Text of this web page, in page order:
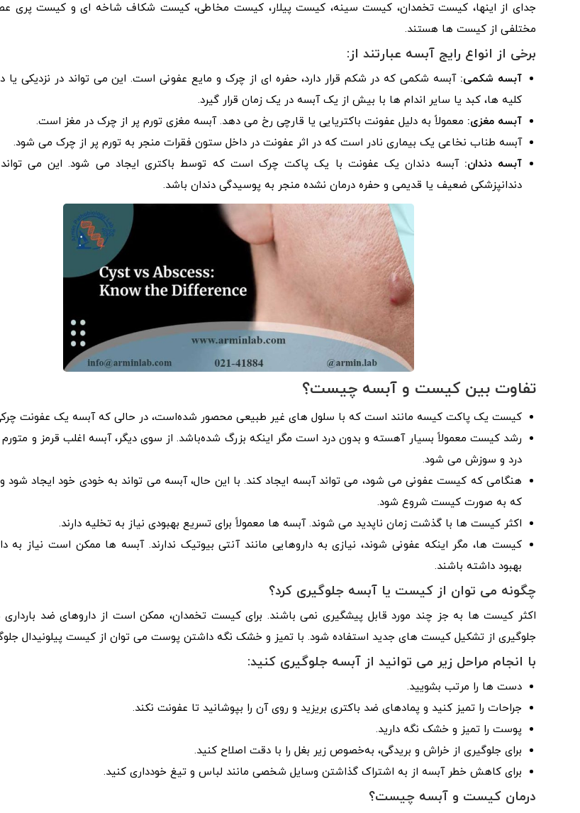
جدای از اینها، کیست تخمدان، کیست سینه، کیست پیلار، کیست مخاطی، کیست شکاف شاخه ای و کیست پری
مختلفی از کیست ها هستند.
برخی از انواع رایج آبسه عبارتند از:
آبسه شکمی: آبسه شکمی که در شکم قرار دارد، حفره ای از چرک و مایع عفونی است. این می تواند در نزدیکی یا
کلیه ها، کبد یا سایر اندام ها با بیش از یک آبسه در یک زمان قرار گیرد.
آبسه مغزی: معمولاً به دلیل عفونت باکتریایی یا قارچی رخ می دهد. آبسه مغزی تورم پر از چرک در مغز است.
آبسه طناب نخاعی یک بیماری نادر است که در اثر عفونت در داخل ستون فقرات منجر به تورم پر از چرک می شود.
آبسه دندان: آبسه دندان یک عفونت با یک پاکت چرک است که توسط باکتری ایجاد می شود. این می تواند
دندانپزشکی ضعیف یا قدیمی و حفره درمان نشده منجر به پوسیدگی دندان باشد.
تفاوت بین کیست و آبسه چیست؟
کیست یک پاکت کیسه مانند است که با سلول های غیر طبیعی محصور شده‌است، در حالی که آبسه یک عفونت
رشد کیست معمولاً بسیار آهسته و بدون درد است مگر اینکه بزرگ شده‌باشد. از سوی دیگر، آبسه اغلب قرمز و
درد و سوزش می شود.
هنگامی که کیست عفونی می شود، می تواند آبسه ایجاد کند. با این حال، آبسه می تواند به خودی خود ایجاد شود
که به صورت کیست شروع شود.
اکثر کیست ها با گذشت زمان ناپدید می شوند. آبسه ها معمولاً برای تسریع بهبودی نیاز به تخلیه دارند.
کیست ها، مگر اینکه عفونی شوند، نیازی به داروهایی مانند آنتی بیوتیک ندارند. آبسه ها ممکن است نیاز به
بهبود داشته باشند.
چگونه می توان از کیست یا آبسه جلوگیری کرد؟
اکثر کیست ها به جز چند مورد قابل پیشگیری نمی باشند. برای کیست تخمدان، ممکن است از داروهای ضد بارداری
جلوگیری از تشکیل کیست های جدید استفاده شود. با تمیز و خشک نگه داشتن پوست می توان از کیست پیلونیدال
با انجام مراحل زیر می توانید از آبسه جلوگیری کنید:
دست ها را مرتب بشویید.
جراحات را تمیز کنید و پمادهای ضد باکتری بریزید و روی آن را بپوشانید تا عفونت نکند.
پوست را تمیز و خشک نگه دارید.
برای جلوگیری از خراش و بریدگی، به‌خصوص زیر بغل را با دقت اصلاح کنید.
برای کاهش خطر آبسه از به اشتراک گذاشتن وسایل شخصی مانند لباس و تیغ خودداری کنید.
درمان کیست و آبسه چیست؟